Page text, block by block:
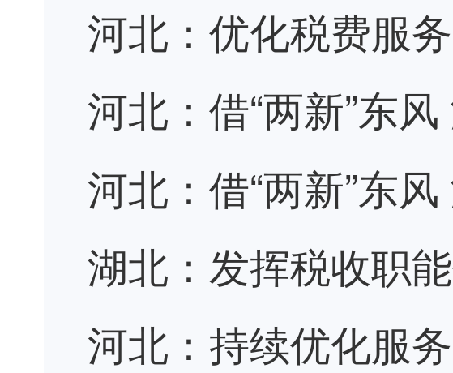
河北：优化税费服
河北：借“两新”东
河北：借“两新”东
湖北：发挥税收职
河北：持续优化服